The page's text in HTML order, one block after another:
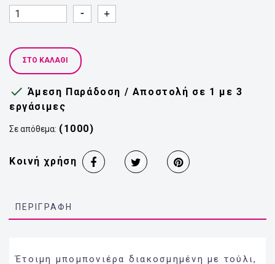
Quantity
Quantity
ΣΤΟ ΚΑΛΆΘΙ
 Άμεση Παράδοση / Αποστολή σε 1 με 3
εργάσιμες
Σε απόθεμα: (1000)
Κοινή χρήση
ΠΕΡΙΓΡΑΦΉ
Έτοιμη μπομπονιέρα διακοσμημένη με τούλι,